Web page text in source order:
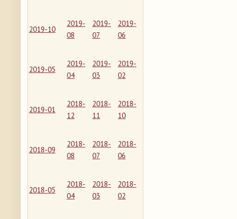
2019-10
2019-
08
2019-
07
2019-
06
2019-05
2019-
04
2019-
03
2019-
02
2019-01
2018-
12
2018-
11
2018-
10
2018-09
2018-
08
2018-
07
2018-
06
2018-05
2018-
04
2018-
03
2018-
02